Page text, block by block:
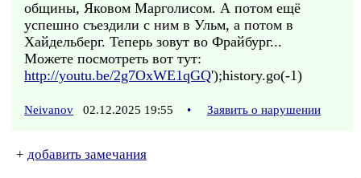
общины, Яковом Марголисом. А потом ещё
успешно съездили с ним в Ульм, а потом в
Хайдельберг. Теперь зовут во Фрайбург...
Можете посмотреть вот тут:
http://youtu.be/2g7OxWE1qGQ');history.go(-1)
Neivanov 02.12.2025 19:55 • Заявить о нарушении
+ добавить замечания